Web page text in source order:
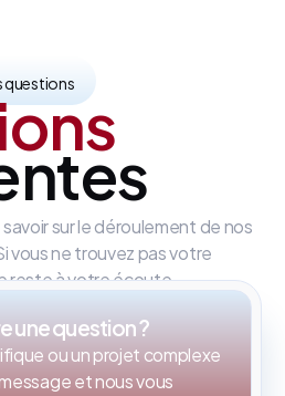
questions
sur le déroulement de nos
vous ne trouvez pas votre
reste à votre écoute.
une question ?
ou un projet complexe
et nous vous